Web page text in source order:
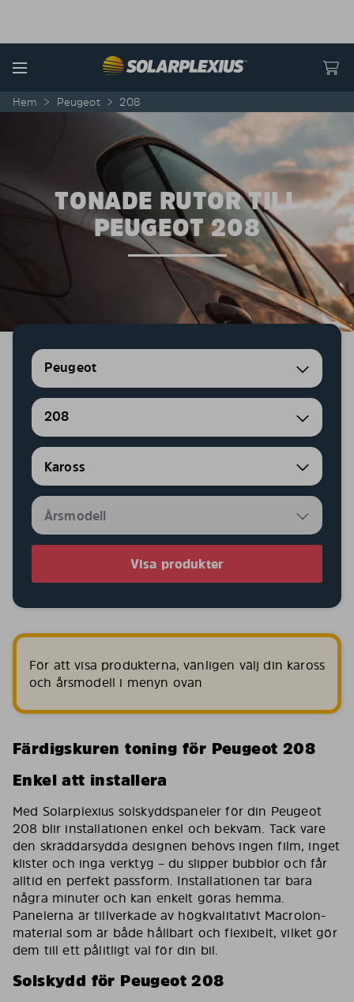
Menu
Hem > Peugeot > 208
TONADE RUTOR TILL
PEUGEOT 208
Peugeot
208
Visa produkter
För att visa produkterna, vänligen välj din kaross
och årsmodell i menyn ovan
Färdigskuren toning för Peugeot 208
Enkel att installera
Med Solarplexius solskyddspaneler för din Peugeot
208 blir installationen enkel och bekväm. Tack vare
den skräddarsydda designen behövs ingen film, inget
klister och inga verktyg – du slipper bubblor och får
alltid en perfekt passform. Installationen tar bara
några minuter och kan enkelt göras hemma.
Panelerna är tillverkade av högkvalitativt Macrolon-
material som är både hållbart och flexibelt, vilket gör
dem till ett pålitligt val för din bil.
Solskydd för Peugeot 208